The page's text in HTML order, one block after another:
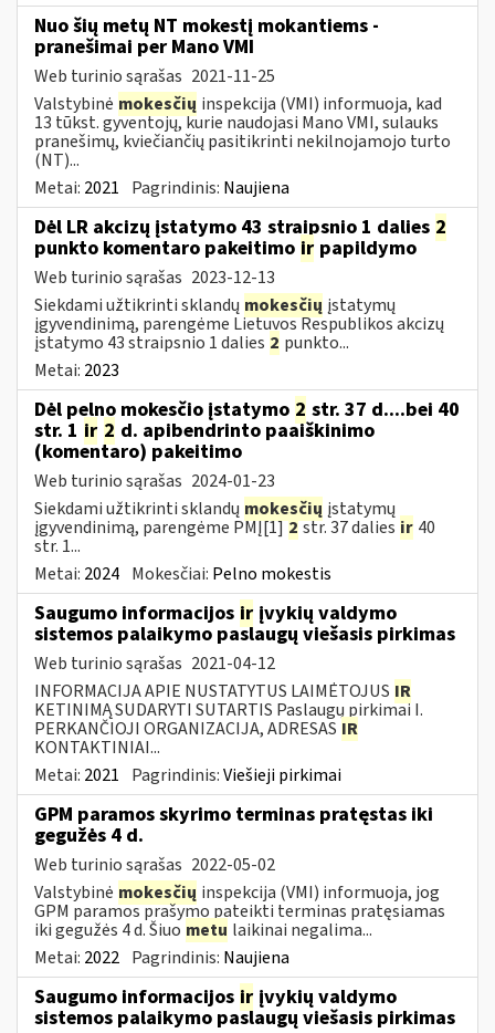
Nuo šių metų NT mokestį mokantiems -
pranešimai per Mano VMI
Web turinio sąrašas 2021-11-25
Valstybinė mokesčių inspekcija (VMI) informuoja, kad
13 tūkst. gyventojų, kurie naudojasi Mano VMI, sulauks
pranešimų, kviečiančių pasitikrinti nekilnojamojo turto
(NT)...
Metai: 2021 Pagrindinis: Naujiena
Dėl LR akcizų įstatymo 43 straipsnio 1 dalies 2
punkto komentaro pakeitimo ir papildymo
Web turinio sąrašas 2023-12-13
Siekdami užtikrinti sklandų mokesčių įstatymų
įgyvendinimą, parengėme Lietuvos Respublikos akcizų
įstatymo 43 straipsnio 1 dalies 2 punkto...
Metai: 2023
Dėl pelno mokesčio įstatymo 2 str. 37 d....bei 40
str. 1 ir 2 d. apibendrinto paaiškinimo
(komentaro) pakeitimo
Web turinio sąrašas 2024-01-23
Siekdami užtikrinti sklandų mokesčių įstatymų
įgyvendinimą, parengėme PMĮ[1]2str. 37 dalies ir 40
str. 1...
Metai: 2024 Mokesčiai: Pelno mokestis
Saugumo informacijos ir įvykių valdymo
sistemos palaikymo paslaugų viešasis pirkimas
Web turinio sąrašas 2021-04-12
INFORMACIJA APIE NUSTATYTUS LAIMĖTOJUS IR
KETINIMĄ SUDARYTI SUTARTIS Paslaugų pirkimai I.
PERKANČIOJI ORGANIZACIJA, ADRESAS IR
KONTAKTINIAI...
Metai: 2021 Pagrindinis:Viešieji pirkimai
GPM paramos skyrimo terminas pratęstas iki
gegužės 4 d.
Web turinio sąrašas 2022-05-02
Valstybinė mokesčių inspekcija (VMI) informuoja, jog
GPM paramos prašymo pateikti terminas pratęsiamas
iki gegužės 4 d. Šiuo metu laikinai negalima...
Metai: 2022 Pagrindinis: Naujiena
Saugumo informacijos ir įvykių valdymo
sistemos palaikymo paslaugų viešasis pirkimas